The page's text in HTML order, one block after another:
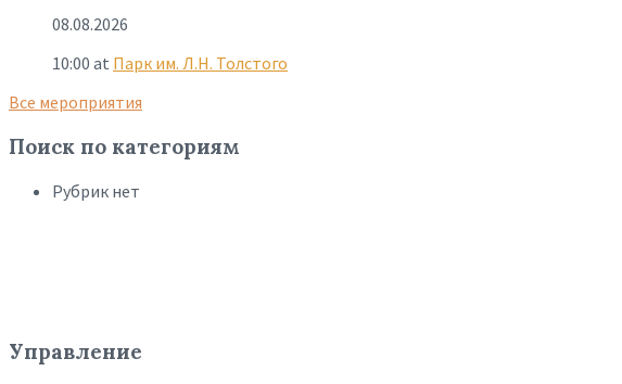
08.08.2026
10:00 at Парк им. Л.Н. Толстого
Все мероприятия
Поиск по категориям
Рубрик нет
Управление